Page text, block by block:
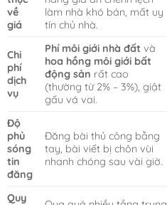
về
giá
làm nhà khó bán, mất uy
tín chủ nhà.
Chi
phí
dịch
vụ
Phí môi giới nhà đất và
hoa hồng môi giới bất
động sản rất cao
(thường từ 2% – 3%), giật
gấu vá vai.
Độ
phủ
sóng
tin
đăng
Đăng bài thủ công bằng
tay, bài viết bị chôn vùi
nhanh chóng sau vài giờ.
Quy